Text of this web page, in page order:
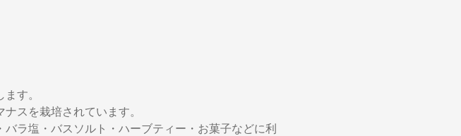
す。
スを栽培されています。
ラ塩・バスソルト・ハーブティー・お菓子などに利